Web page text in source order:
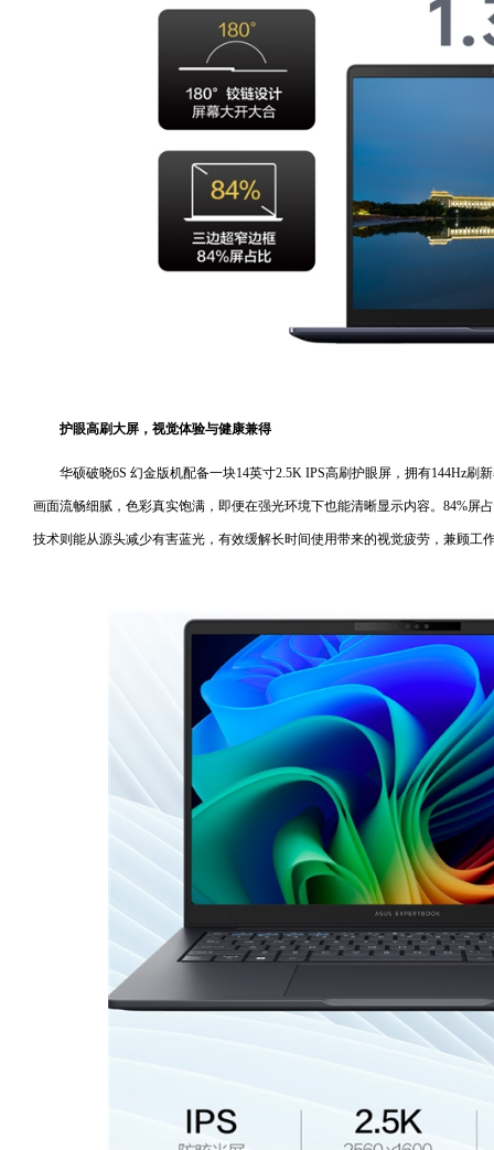
护眼高刷大屏，视觉体验与健康兼得
华硕破晓6S 幻金版机配备一块14英寸2.5K IPS高刷护眼屏，拥有144Hz刷
画面流畅细腻，色彩真实饱满，即便在强光环境下也能清晰显示内容。84%屏
技术则能从源头减少有害蓝光，有效缓解长时间使用带来的视觉疲劳，兼顾工